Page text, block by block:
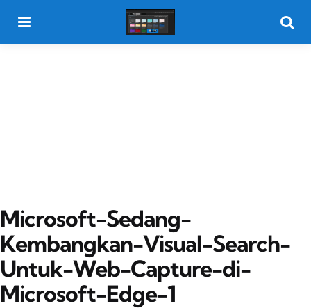
Microsoft-Sedang-
Kembangkan-Visual-Search-
Untuk-Web-Capture-di-
Microsoft-Edge-1